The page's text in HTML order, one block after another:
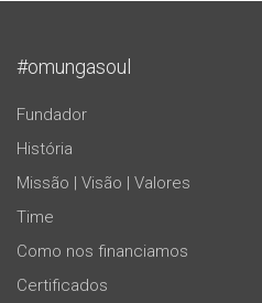
#omungasoul
Fundador
História
Missão | Visão | Valores
Time
Como nos financiamos
Certificados